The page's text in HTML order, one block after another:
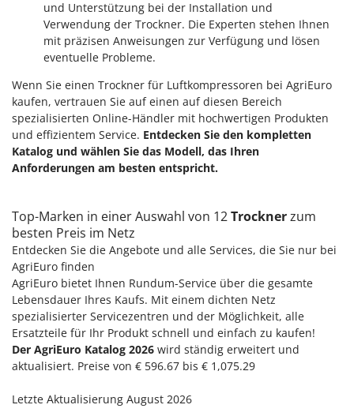
und Unterstützung bei der Installation und
Verwendung der Trockner. Die Experten stehen Ihnen
mit präzisen Anweisungen zur Verfügung und lösen
eventuelle Probleme.
Wenn Sie einen Trockner für Luftkompressoren bei AgriEuro
kaufen, vertrauen Sie auf einen auf diesen Bereich
spezialisierten Online-Händler mit hochwertigen Produkten
und effizientem Service. Entdecken Sie den kompletten
Katalog und wählen Sie das Modell, das Ihren
Anforderungen am besten entspricht.
Top-Marken in einer Auswahl von 12Trocknerzum
besten Preis im Netz
Entdecken Sie die Angebote und alle Services, die Sie nur bei
AgriEuro finden
AgriEuro bietet Ihnen Rundum-Service über die gesamte
Lebensdauer Ihres Kaufs. Mit einem dichten Netz
spezialisierter Servicezentren und der Möglichkeit, alle
Ersatzteile für Ihr Produkt schnell und einfach zu kaufen!
Der AgriEuro Katalog 2026 wird ständig erweitert und
aktualisiert. Preise von € 596.67 bis € 1,075.29
Letzte Aktualisierung August 2026